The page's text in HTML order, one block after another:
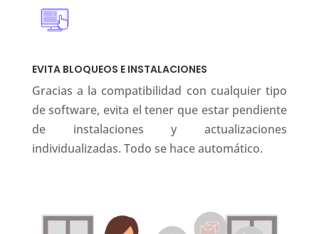
EVITA BLOQUEOS E INSTALACIONES
Gracias a la compatibilidad con cualquier tipo
de software, evita el tener que estar pendiente
de instalaciones y actualizaciones
individualizadas. Todo se hace automático.